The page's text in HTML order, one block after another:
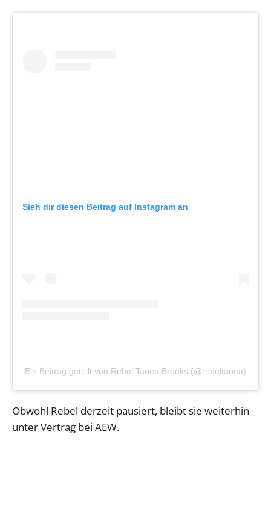
Sieh dir diesen Beitrag auf Instagram an
Ein Beitrag geteilt von Rebel Tanea Brooks (@rebeltanea)
Obwohl Rebel derzeit pausiert, bleibt sie weiterhin
unter Vertrag bei AEW.